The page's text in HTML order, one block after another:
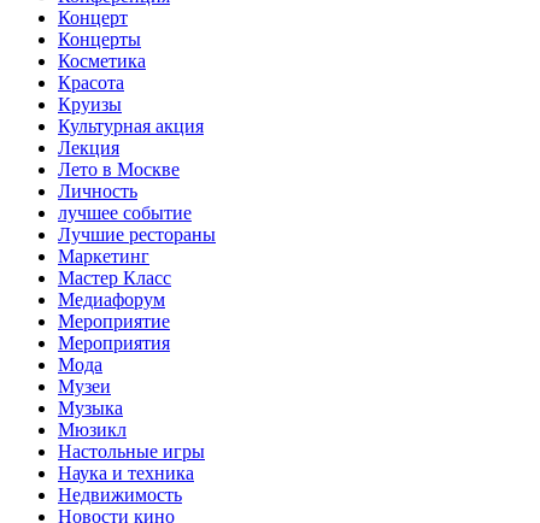
Концерт
Концерты
Косметика
Красота
Круизы
Культурная акция
Лекция
Лето в Москве
Личность
лучшее событие
Лучшие рестораны
Маркетинг
Мастер Класс
Медиафорум
Мероприятие
Мероприятия
Мода
Музеи
Музыка
Мюзикл
Настольные игры
Наука и техника
Недвижимость
Новости кино